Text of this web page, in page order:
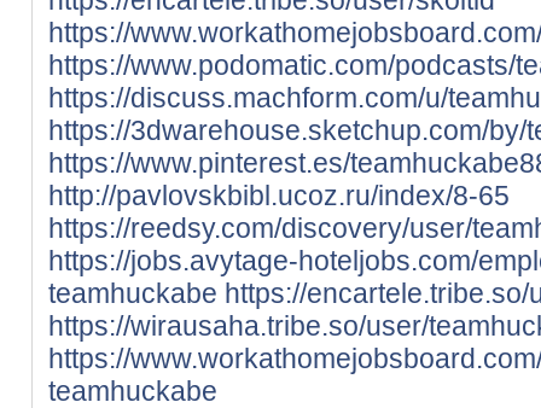
https://
https://www.podomatic.com/podcasts/
https://discuss.machform.com/u/
https://3dwarehouse.sketchup.com/by/
https://www.pinterest.es/
http://pavlovskbibl.ucoz.ru/index/8-65
https://reedsy.com/discovery/user/
https://jobs.avytage-hoteljobs.com/
teamhuckabe https://
https://wirausaha.tribe.so/user/
https://
teamhuckabe